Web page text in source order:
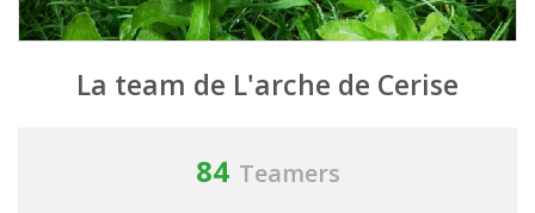
La team de L'arche de Cerise
84 Teamers